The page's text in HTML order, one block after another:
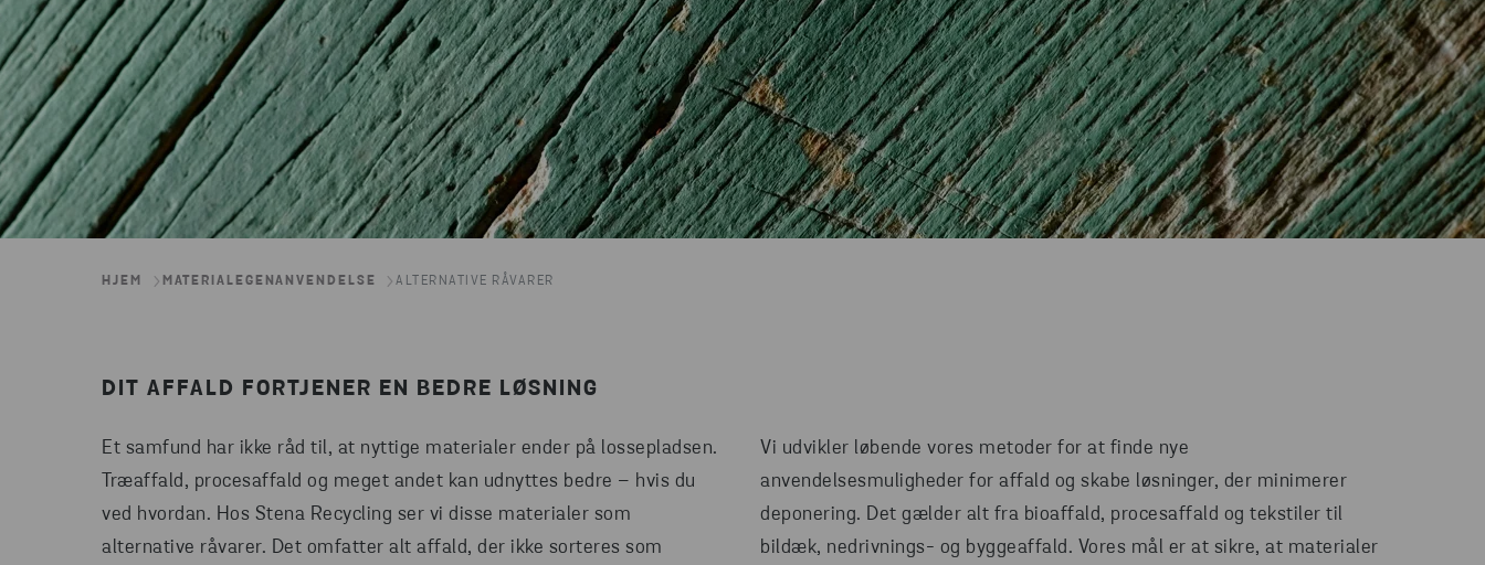
HJEM MATERIALEGENANVENDELSE ALTERNATIVE RÅVARER
DIT AFFALD FORTJENER EN BEDRE LØSNING
Et samfund har ikke råd til, at nyttige materialer ender på lossepladsen.
Træaffald, procesaffald og meget andet kan udnyttes bedre – hvis du
ved hvordan. Hos Stena Recycling ser vi disse materialer som
alternative råvarer. Det omfatter alt affald, der ikke sorteres som
Vi udvikler løbende vores metoder for at finde nye
anvendelsesmuligheder for affald og skabe løsninger, der minimerer
deponering. Det gælder alt fra bioaffald, procesaffald og tekstiler til
bildæk, nedrivnings- og byggeaffald. Vores mål er at sikre, at materialer